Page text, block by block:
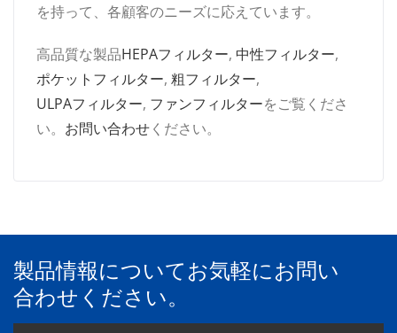
を持って、各顧客のニーズに応えています。
高品質な製品HEPAフィルター, 中性フィルター,
ポケットフィルター, 粗フィルター,
ULPAフィルター, ファンフィルターをご覧くださ
い。 お問い合わせください。
製品情報についてお気軽にお問い
合わせください。